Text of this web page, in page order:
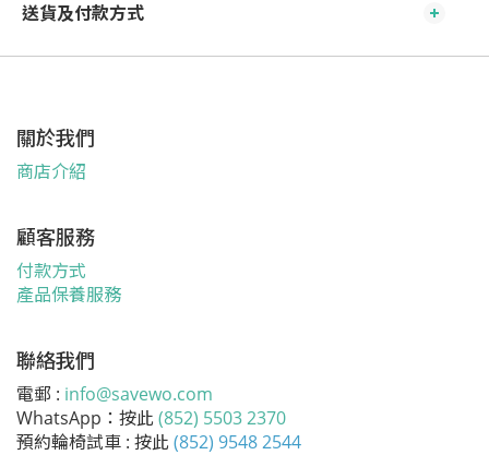
送貨及付款方式
關於我們
商店介紹
顧客服務
付款方式
產品保養服務
聯絡我們
電郵 : info@savewo.com
WhatsApp：按此 (852) 5503 2370
預約輪椅試車 : 按此 (852) 9548 2544